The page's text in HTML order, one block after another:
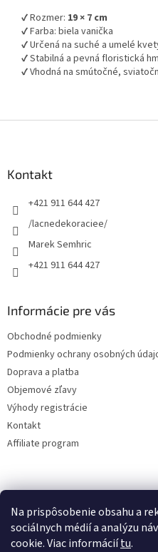
Na prispôsobenie obsahu a
sociálnych médií a analýzu
cookie. Viac informáciítu.
✔ Rozmer: 19 × 7 cm
✔ Farba: biela vanička
✔ Určená na suché a umelé
✔ Stabilná a pevná floristická
✔ Vhodná na smútočné,
Kontakt
+421 911 644 427
/lacnedekoraciee/
Marek Semhric
+421 911 644 427
Informácie pre vás
Obchodné podmienky
Podmienky ochrany osobných
Doprava a platba
Objemové zľavy
Výhody registrácie
Kontakt
Affiliate program